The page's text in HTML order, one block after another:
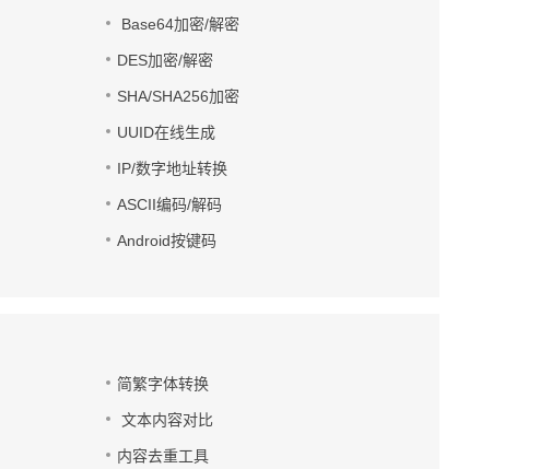
Base64加密/解密
DES加密/解密
SHA/SHA256加密
UUID在线生成
IP/数字地址转换
ASCII编码/解码
Android按键码
简繁字体转换
文本内容对比
内容去重工具